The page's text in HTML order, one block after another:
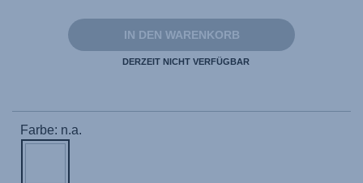
Seite.
IN DEN WARENKORB
DERZEIT NICHT VERFÜGBAR
Farbe: n.a.